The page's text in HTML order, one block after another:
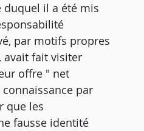
il a été mis
par motifs propres
avait fait visiter
offre " net
par
que les
fausse identité